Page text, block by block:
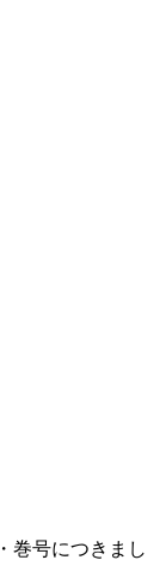
巻号につきまし